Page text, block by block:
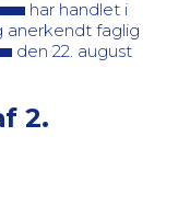
har handlet i
anerkendt faglig
den 22. august
2.